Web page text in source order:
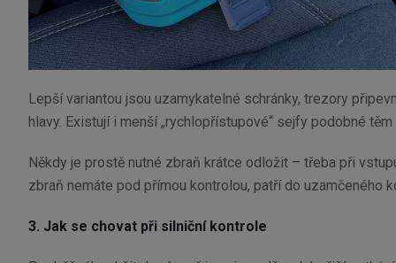
Lepší variantou jsou uzamykatelné schránky, trezory
hlavy. Existují i menší „rychlopřístupové“ sejfy podobné
Někdy je prostě nutné zbraň krátce odložit – třeba při
zbraň nemáte pod přímou kontrolou, patří do uzamčeného
3. Jak se chovat při silniční kontrole